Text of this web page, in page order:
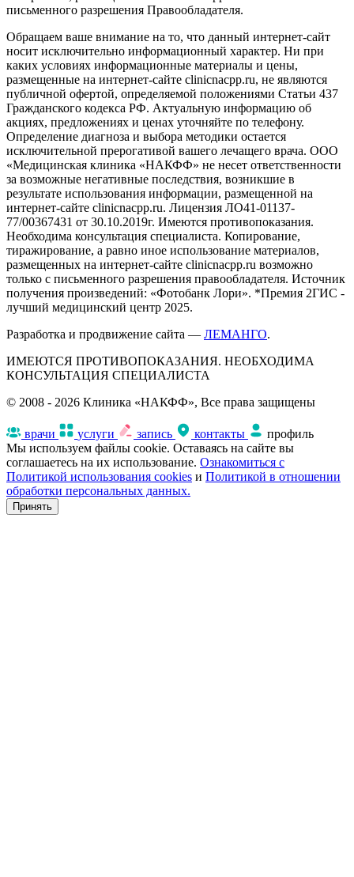
письменного разрешения Правообладателя.
Обращаем ваше внимание на то, что данный интернет-сайт
носит исключительно информационный характер. Ни при
каких условиях информационные материалы и цены,
размещенные на интернет-сайте clinicnacpp.ru, не являются
публичной офертой, определяемой положениями Статьи 437
Гражданского кодекса РФ. Актуальную информацию об
акциях, предложениях и ценах уточняйте по телефону.
Определение диагноза и выбора методики остается
исключительной прерогативой вашего лечащего врача. ООО
«Медицинская клиника «НАКФФ» не несет ответственности
за возможные негативные последствия, возникшие в
результате использования информации, размещенной на
интернет-сайте clinicnacpp.ru. Лицензия ЛО41-01137-
77/00367431 от 30.10.2019г. Имеются противопоказания.
Необходима консультация специалиста. Копирование,
тиражирование, а равно иное использование материалов,
размещенных на интернет-сайте clinicnacpp.ru возможно
только с письменного разрешения правообладателя. Источник
получения произведений: «Фотобанк Лори». *Премия 2ГИС -
лучший медицинский центр 2025.
Разработка и продвижение сайта — ЛЕМАНГО.
ИМЕЮТСЯ ПРОТИВОПОКАЗАНИЯ. НЕОБХОДИМА
КОНСУЛЬТАЦИЯ СПЕЦИАЛИСТА
© 2008 - 2026 Клиника «НАКФФ», Все права защищены
врачи услуги запись контакты
профиль
Мы используем файлы cookie. Оставаясь на сайте вы
соглашаетесь на их использование. Ознакомиться с
Политикой использования cookies и Политикой в отношении
обработки персональных данных.
Принять